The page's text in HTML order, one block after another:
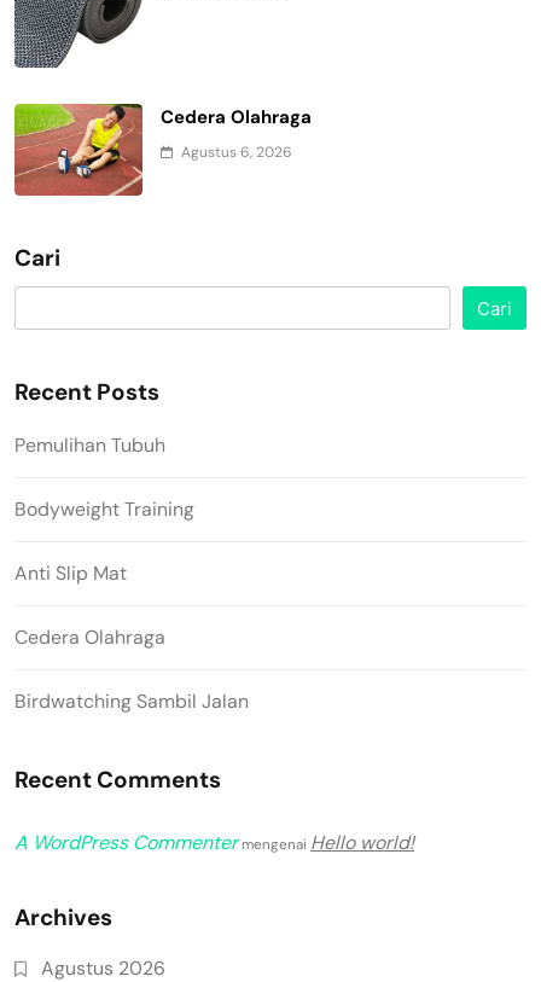
Cedera Olahraga
Agustus 6, 2026
Cari
Cari
Recent Posts
Pemulihan Tubuh
Bodyweight Training
Anti Slip Mat
Cedera Olahraga
Birdwatching Sambil Jalan
Recent Comments
A WordPress Commentermengenai Hello world!
Archives
Agustus 2026